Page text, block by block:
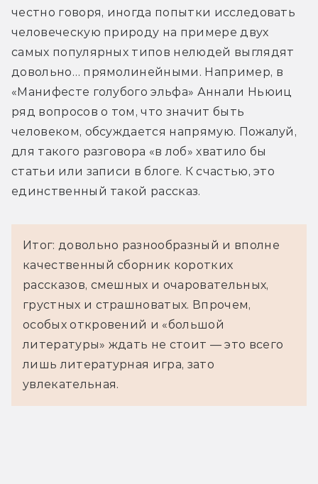
честно говоря, иногда попытки исследовать
человеческую природу на примере двух
самых популярных типов нелюдей выглядят
довольно… прямолинейными. Например, в
«Манифесте голубого эльфа» Аннали Ньюиц
ряд вопросов о том, что значит быть
человеком, обсуждается напрямую. Пожалуй,
для такого разговора «в лоб» хватило бы
статьи или записи в блоге. К счастью, это
единственный такой рассказ.
Итог: довольно разнообразный и вполне
качественный сборник коротких
рассказов, смешных и очаровательных,
грустных и страшноватых. Впрочем,
особых откровений и «большой
литературы» ждать не стоит — это всего
лишь литературная игра, зато
увлекательная.